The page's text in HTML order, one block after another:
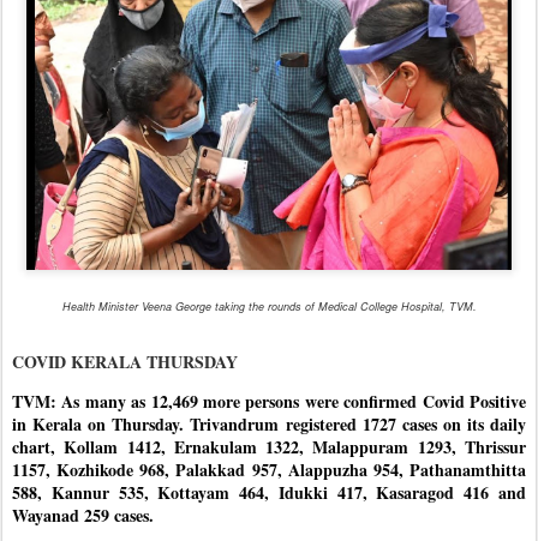
Health Minister Veena George taking the rounds of Medical College Hospital, TVM.
COVID KERALA THURSDAY
TVM: As many as 12,469 more persons were confirmed Covid Positive
in Kerala on Thursday. Trivandrum registered 1727 cases on its daily
chart, Kollam 1412, Ernakulam 1322, Malappuram 1293, Thrissur
1157, Kozhikode 968, Palakkad 957, Alappuzha 954, Pathanamthitta
588, Kannur 535, Kottayam 464, Idukki 417, Kasaragod 416 and
Wayanad 259 cases.